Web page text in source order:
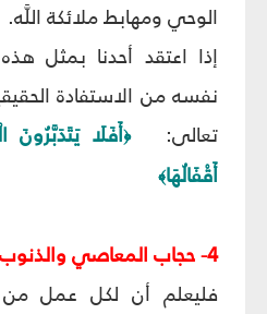
الوحي ومهابط ملائكة اللَّه.
إذا اعتقد أحدنا بمثل
نفسه من الاستفادة
تعالى:﴿أَفَلَا
أَقْفَالُهَا﴾
4- حجاب المعاصي والذنوب:
فليعلم أن لكل عمل من